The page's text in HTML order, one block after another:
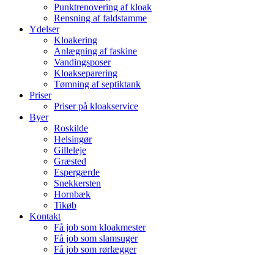
Punktrenovering af kloak
Rensning af faldstamme
Ydelser
Kloakering
Anlægning af faskine
Vandingsposer
Kloakseparering
Tømning af septiktank
Priser
Priser på kloakservice
Byer
Roskilde
Helsingør
Gilleleje
Græsted
Espergærde
Snekkersten
Hornbæk
Tikøb
Kontakt
Få job som kloakmester
Få job som slamsuger
Få job som rørlægger